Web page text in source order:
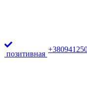
позитивная